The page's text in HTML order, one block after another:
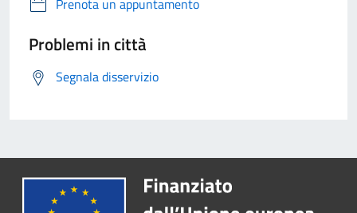
Prenota un appuntamento
Problemi in città
Segnala disservizio